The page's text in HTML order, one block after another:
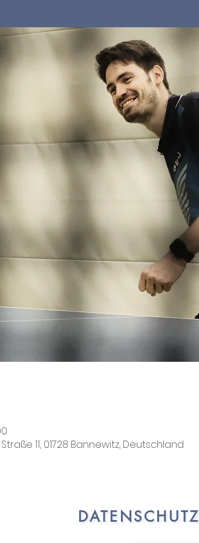
11, 01728 Bannewitz, Deutschland
DATENSCHUTZ